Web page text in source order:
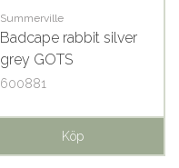
Summerville
Badcape rabbit silver
grey GOTS
600881
Köp